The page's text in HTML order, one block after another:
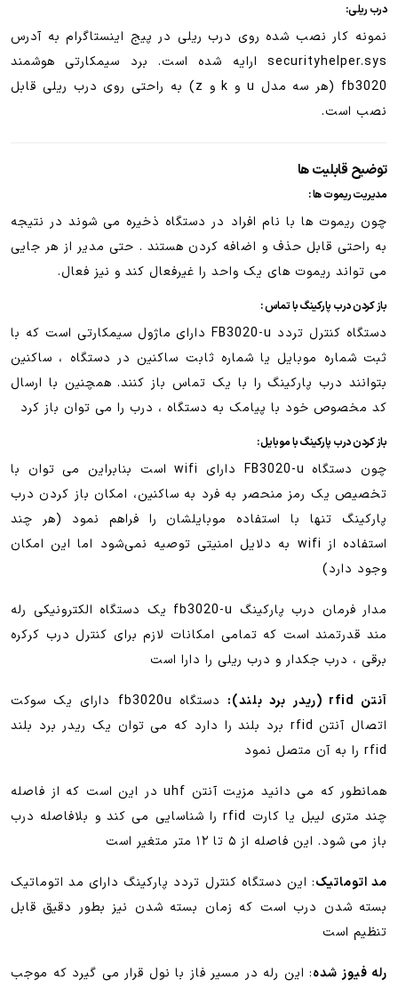
درب ریلی:
نمونه کار نصب شده روی درب ریلی در پیج اینستاگرام به آدرس
securityhelper.sys ارایه شده است. برد سیمکارتی هوشمند
fb3020 (هر سه مدل u و k و z) به راحتی روی درب ریلی قابل
نصب است.
توضیح قابلیت ها
مدیریت ریموت ها :
چون ریموت ها با نام افراد در دستگاه ذخیره می شوند در نتیجه
به راحتی قابل حذف و اضافه کردن هستند . حتی مدیر از هر جایی
می تواند ریموت های یک واحد را غیرفعال کند و نیز فعال.
باز کردن درب پارکینگ با تماس :
دستگاه کنترل تردد FB3020-u دارای ماژول سیمکارتی است که با
ثبت شماره موبایل یا شماره ثابت ساکنین در دستگاه ، ساکنین
بتوانند درب پارکینگ را با یک تماس باز کنند. همچنین با ارسال
کد مخصوص خود با پیامک به دستگاه ، درب را می توان باز کرد
باز کردن درب پارکینگ با موبایل :
چون دستگاه FB3020-u دارای wifi است بنابراین می توان با
تخصیص یک رمز منحصر به فرد به ساکنین، امکان باز کردن درب
پارکینگ تنها با استفاده موبایلشان را فراهم نمود (هر چند
استفاده از wifi به دلایل امنیتی توصیه نمی‌شود اما این امکان
وجود دارد)
مدار فرمان درب پارکینگ fb3020-u یک دستگاه الکترونیکی رله
مند قدرتمند است که تمامی امکانات لازم برای کنترل درب کرکره
برقی ، درب جکدار و درب ریلی را دارا است
آنتن rfid (ریدر برد بلند):
دستگاه fb3020u دارای یک سوکت
اتصال آنتن rfid برد بلند را دارد که می توان یک ریدر برد بلند
rfid را به آن متصل نمود
همانطور که می دانید مزیت آنتن uhf در این است که از فاصله
چند متری لیبل یا کارت rfid را شناسایی می کند و بلافاصله درب
باز می شود. این فاصله از ۵ تا ۱۲ متر متغیر است
مد اتوماتیک: این دستگاه کنترل تردد پارکینگ دارای مد اتوماتیک
بسته شدن درب است که زمان بسته شدن نیز بطور دقیق قابل
تنظیم است
رله فیوز شده: این رله در مسیر فاز با نول قرار می گیرد که موجب